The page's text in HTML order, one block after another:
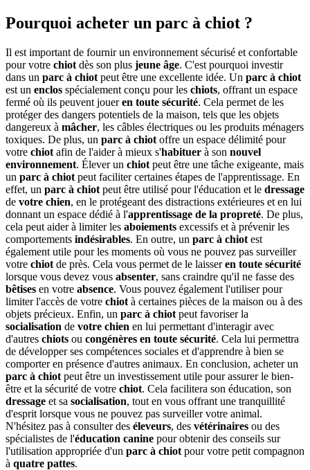
Pourquoi acheter un parc à chiot ?
Il est important de fournir un environnement sécurisé et confortable
pour votre chiot dès son plus jeune âge. C'est pourquoi investir
dans un parc à chiot peut être une excellente idée. Un parc à chiot
est un enclos spécialement conçu pour les chiots, offrant un espace
fermé où ils peuvent joueren toute sécurité. Cela permet de les
protéger des dangers potentiels de la maison, tels que les objets
dangereux à mâcher, les câbles électriques ou les produits ménagers
toxiques. De plus, un parc à chiot offre un espace délimité pour
votre chiot afin de l'aider à mieux s'habituer à son nouvel
environnement. Élever un chiot peut être une tâche exigeante, mais
un parc à chiot peut faciliter certaines étapes de l'apprentissage. En
effet, un parc à chiot peut être utilisé pour l'éducation et le dressage
de votre chien, en le protégeant des distractions extérieures et en lui
donnant un espace dédié à l'apprentissage de la propreté. De plus,
cela peut aider à limiter les aboiements excessifs et à prévenir les
comportements indésirables. En outre, un parc à chiot est
également utile pour les moments où vous ne pouvez pas surveiller
votre chiot de près. Cela vous permet de le laisseren toute sécurité
lorsque vous devez vous absenter, sans craindre qu'il ne fasse des
bêtises en votre absence. Vous pouvez également l'utiliser pour
limiter l'accès de votre chiot à certaines pièces de la maison ou à des
objets précieux. Enfin, un parc à chiot peut favoriser la
socialisation de votre chien en lui permettant d'interagir avec
d'autres chiots ou congénères en toute sécurité. Cela lui permettra
de développer ses compétences sociales et d'apprendre à bien se
comporter en présence d'autres animaux. En conclusion, acheter un
parc à chiot peut être un investissement utile pour assurer le bien-
être et la sécurité de votre chiot. Cela facilitera son éducation, son
dressage et sa socialisation, tout en vous offrant une tranquillité
d'esprit lorsque vous ne pouvez pas surveiller votre animal.
N'hésitez pas à consulter des éleveurs, des vétérinaires ou des
spécialistes de l'éducation canine pour obtenir des conseils sur
l'utilisation appropriée d'un parc à chiot pour votre petit compagnon
à quatre pattes.